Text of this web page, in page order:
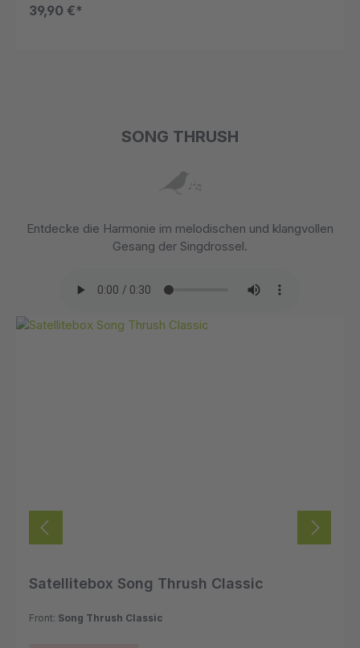
39,90 €*
SONG THRUSH
Entdecke die Harmonie im melodischen und klangvollen
Gesang der Singdrossel.
Satellitebox Song Thrush Classic
Front: Song Thrush Classic